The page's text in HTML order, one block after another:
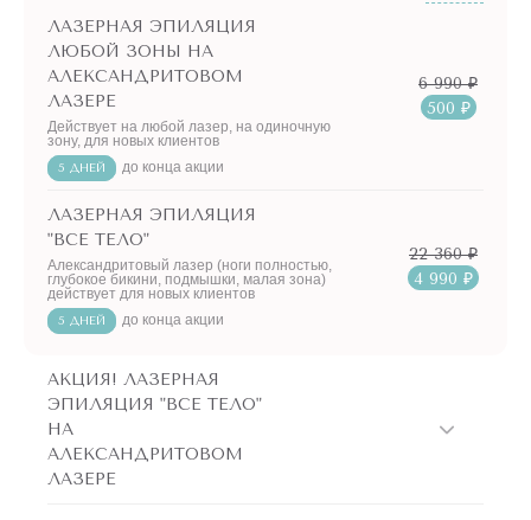
ЛАЗЕРНАЯ ЭПИЛЯЦИЯ
ЛЮБОЙ ЗОНЫ НА
АЛЕКСАНДРИТОВОМ
ЛАЗЕРЕ
Действует на любой лазер, на одиночную
зону, для новых клиентов
5 ДНЕЙ до конца акции
6 990 ₽
500 ₽
ЛАЗЕРНАЯ ЭПИЛЯЦИЯ
"ВСЕ ТЕЛО"
Александритовый лазер (ноги полностью,
глубокое бикини, подмышки, малая зона)
действует для новых клиентов
5 ДНЕЙ до конца акции
22 360 ₽
4 990 ₽
АКЦИЯ! ЛАЗЕРНАЯ
ЭПИЛЯЦИЯ "ВСЕ ТЕЛО"
НА
АЛЕКСАНДРИТОВОМ
ЛАЗЕРЕ